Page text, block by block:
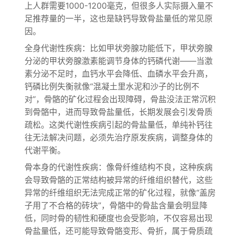
上人群需要1000-1200毫克，但很多人实际摄入量不
足推荐量的一半，这也是缺钙导致骨盐量低的常见原
因。
全身代谢性疾病：比如甲状旁腺功能低下，甲状旁腺
分泌的甲状旁腺激素能调节身体的钙磷代谢——当激
素分泌不足时，血钙水平会降低、血磷水平会升高，
钙磷比例失衡就像“混凝土里水泥和沙子的比例不
对”，骨骼的矿化过程会出现障碍，骨盐没法正常沉积
到骨骼中，进而导致骨盐量低，长期发展会引发骨质
疏松。这类代谢性疾病引起的骨盐量低，单纯补钙往
往无法解决问题，必须先治疗原发疾病，调整身体的
代谢平衡。
骨本身的代谢性疾病：像骨纤维结构不良，这种疾病
会导致骨骼的正常结构被异常的纤维组织替代，这些
异常的纤维组织无法完成正常的矿化过程，就像“盖房
子用了不合格的砖块”，骨骼中的骨盐含量会明显降
低，同时骨的韧性和硬度也会受影响，不仅容易出现
骨盐量低，还可能导致骨骼变形、骨折，属于骨质疏